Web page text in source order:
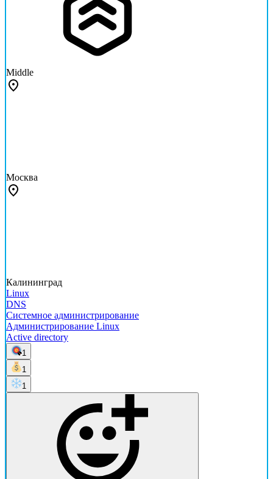
Middle
Москва
Калининград
Linux
DNS
Системное администрирование
Администрирование Linux
Active directory
1
1
1